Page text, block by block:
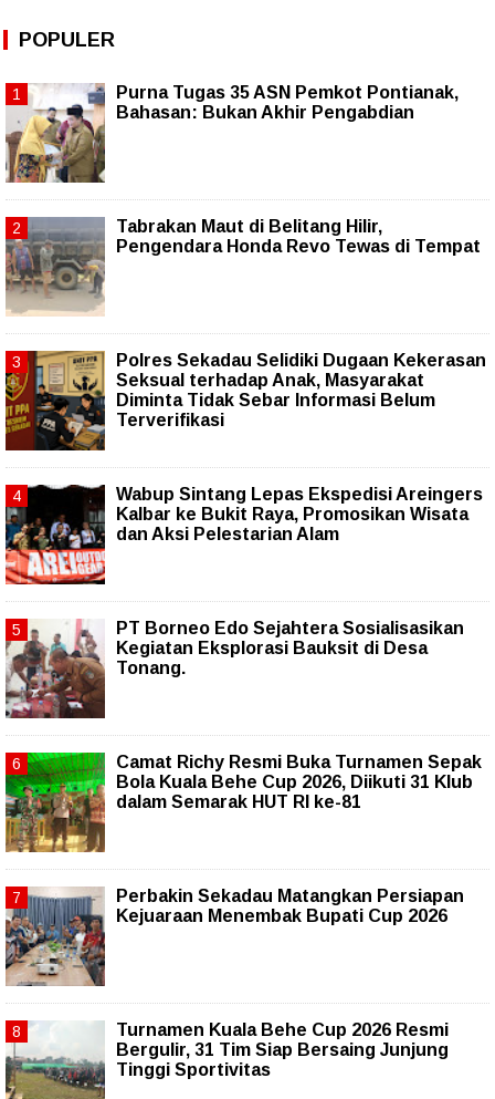
POPULER
Purna Tugas 35 ASN Pemkot Pontianak,
Bahasan: Bukan Akhir Pengabdian
Tabrakan Maut di Belitang Hilir,
Pengendara Honda Revo Tewas di Tempat
Polres Sekadau Selidiki Dugaan Kekerasan
Seksual terhadap Anak, Masyarakat
Diminta Tidak Sebar Informasi Belum
Terverifikasi
Wabup Sintang Lepas Ekspedisi Areingers
Kalbar ke Bukit Raya, Promosikan Wisata
dan Aksi Pelestarian Alam
PT Borneo Edo Sejahtera Sosialisasikan
Kegiatan Eksplorasi Bauksit di Desa
Tonang.
Camat Richy Resmi Buka Turnamen Sepak
Bola Kuala Behe Cup 2026, Diikuti 31 Klub
dalam Semarak HUT RI ke-81
Perbakin Sekadau Matangkan Persiapan
Kejuaraan Menembak Bupati Cup 2026
Turnamen Kuala Behe Cup 2026 Resmi
Bergulir, 31 Tim Siap Bersaing Junjung
Tinggi Sportivitas